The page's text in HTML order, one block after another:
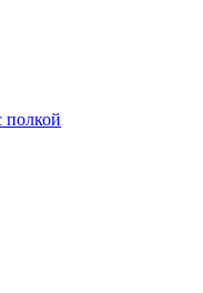
полкой